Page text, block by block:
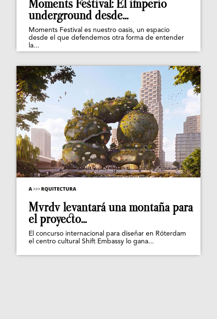
Moments Festival: El imperio
underground desde...
Moments Festival es nuestro oasis, un espacio
desde el que defendemos otra forma de entender
la...
Mvrdv levantará una montaña para
el proyecto...
El concurso internacional para diseñar en Róterdam
el centro cultural Shift Embassy lo gana...